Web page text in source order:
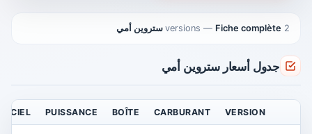
2 versions
— Fiche complète ستروين أمي
جدول أسعار ستروين أمي
VERSION
CARBURANT
BOÎTE
PUISSANCE